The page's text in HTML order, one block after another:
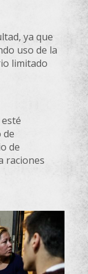
ya que
uso de la
limitado
de
de
raciones